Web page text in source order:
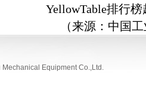
YellowTable排行
（来源：中国
Equipment Co.,Ltd.